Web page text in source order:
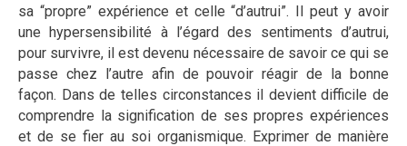
sa “propre” expérience et celle “d’autrui”. Il peut y avoir
une hypersensibilité à l’égard des sentiments d’autrui,
pour survivre, il est devenu nécessaire de savoir ce qui se
passe chez l’autre afin de pouvoir réagir de la bonne
façon. Dans de telles circonstances il devient difficile de
comprendre la signification de ses propres expériences
et de se fier au soi organismique. Exprimer de manière